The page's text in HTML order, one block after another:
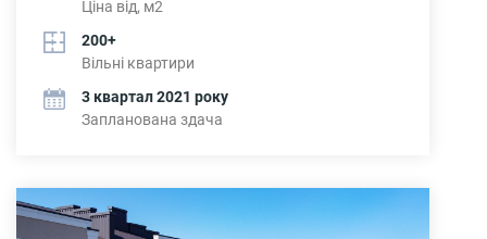
Ціна від, м2
200+
Вільні квартири
3 квартал 2021 року
Запланована здача